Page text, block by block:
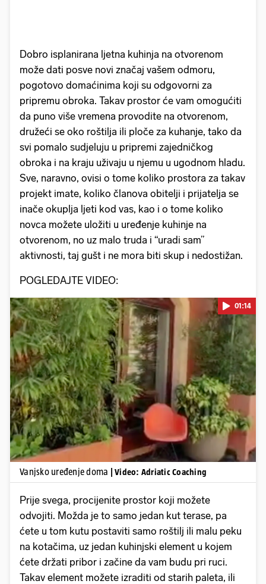
Dobro isplanirana ljetna kuhinja na otvorenom
može dati posve novi značaj vašem odmoru,
pogotovo domaćinima koji su odgovorni za
pripremu obroka. Takav prostor će vam omogućiti
da puno više vremena provodite na otvorenom,
družeći se oko roštilja ili ploče za kuhanje, tako da
svi pomalo sudjeluju u pripremi zajedničkog
obroka i na kraju uživaju u njemu u ugodnom hladu.
Sve, naravno, ovisi o tome koliko prostora za takav
projekt imate, koliko članova obitelji i prijatelja se
inače okuplja ljeti kod vas, kao i o tome koliko
novca možete uložiti u uređenje kuhinje na
otvorenom, no uz malo truda i “uradi sam”
aktivnosti, taj gušt i ne mora biti skup i nedostižan.
POGLEDAJTE VIDEO:
Pokretanje videa...
01:14
Vanjsko uređenje doma | Video: Adriatic Coaching
Prije svega, procijenite prostor koji možete
odvojiti. Možda je to samo jedan kut terase, pa
ćete u tom kutu postaviti samo roštilj ili malu peku
na kotačima, uz jedan kuhinjski element u kojem
ćete držati pribor i začine da vam budu pri ruci.
Takav element možete izraditi od starih paleta, ili